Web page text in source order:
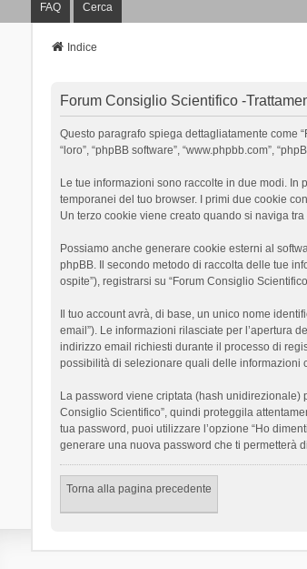
FAQ Cerca
Indice
Forum Consiglio Scientifico -
Questo paragrafo spiega dettagliatamente come
“loro”, “phpBB software”, “www.phpbb.com”,
Le tue informazioni sono raccolte in due modi. In
temporanei del tuo browser. I primi due cookie
Un terzo cookie viene creato quando si naviga
Possiamo anche generare cookie esterni al
phpBB. Il secondo metodo di raccolta delle tue
ospite”), registrarsi su “Forum Consiglio
Il tuo account avrà, di base, un unico nome
email”). Le informazioni rilasciate per l’apertura
indirizzo email richiesti durante il processo di
possibilità di selezionare quali delle informazioni
La password viene criptata (hash unidirezionale)
Consiglio Scientifico”, quindi proteggila
tua password, puoi utilizzare l’opzione “Ho
generare una nuova password che ti permetterà
Torna alla pagina precedente